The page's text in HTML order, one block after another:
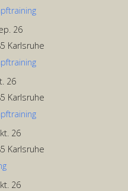
26
Karlsruhe
26
Karlsruhe
26
Karlsruhe
26